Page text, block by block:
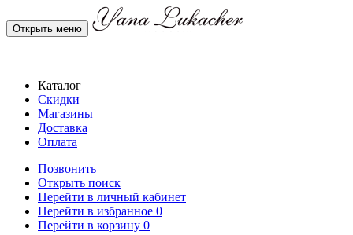
Открыть меню
Каталог
Скидки
Магазины
Доставка
Оплата
Позвонить
Открыть поиск
Перейти в личный кабинет
Перейти в избранное 0
Перейти в корзину 0